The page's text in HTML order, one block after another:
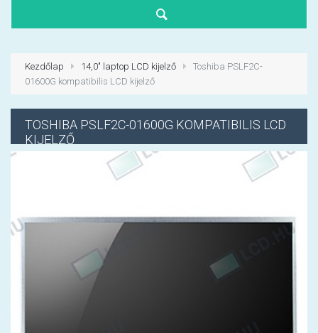
Kezdőlap 14,0" laptop LCD kijelző
Toshiba PSLF2C-
01600G kompatibilis LCD kijelző
TOSHIBA PSLF2C-01600G KOMPATIBILIS LCD
KIJELZŐ